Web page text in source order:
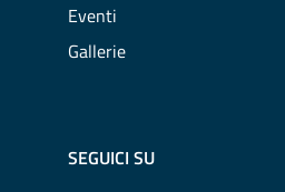
Eventi
Gallerie
SEGUICI SU